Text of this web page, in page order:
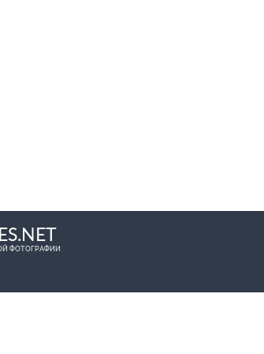
ФОТОГРАФИИ